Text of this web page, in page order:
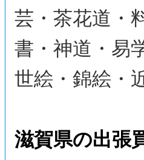
芸・茶花道・
書・神道・易
世絵・錦絵・
滋賀県の出張